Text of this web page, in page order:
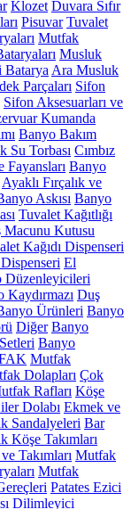
Klozet Duvara Sıfır
Pisuvar Tuvalet
Mutfak
Musluk
Batarya Ara Musluk
Parçaları Sifon
Sifon Aksesuarları ve
Kumanda
Banyo Bakım
Su Torbası Cımbız
Fayansları Banyo
Ayaklı Fırçalık ve
Askısı Banyo
Tuvalet Kağıtlığı
Macunu Kutusu
Kağıdı Dispenseri
El
Düzenleyicileri
Kaydırmazı Duş
Ürünleri Banyo
Diğer Banyo
Banyo
Mutfak
Dolapları Çok
Rafları Köşe
Dolabı Ekmek ve
Sandalyeleri Bar
Köşe Takımları
Takımları Mutfak
Mutfak
Patates Ezici
Dilimleyici